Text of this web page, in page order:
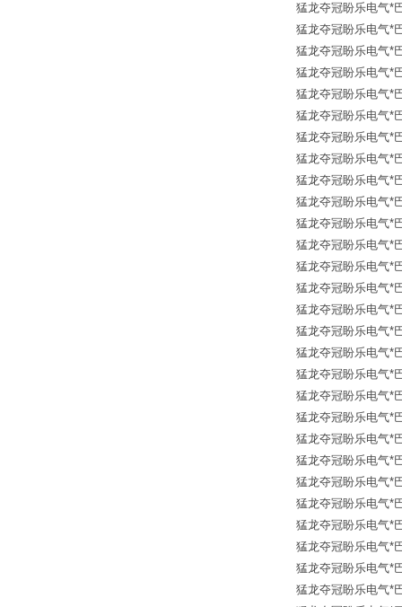
猛龙夺冠盼乐电气*
猛龙夺冠盼乐电气*
猛龙夺冠盼乐电气*
猛龙夺冠盼乐电气*
猛龙夺冠盼乐电气*
猛龙夺冠盼乐电气*
猛龙夺冠盼乐电气*
猛龙夺冠盼乐电气*
猛龙夺冠盼乐电气*
猛龙夺冠盼乐电气*
猛龙夺冠盼乐电气*
猛龙夺冠盼乐电气*
猛龙夺冠盼乐电气*
猛龙夺冠盼乐电气*
猛龙夺冠盼乐电气*
猛龙夺冠盼乐电气*
猛龙夺冠盼乐电气*
猛龙夺冠盼乐电气*
猛龙夺冠盼乐电气*
猛龙夺冠盼乐电气*
猛龙夺冠盼乐电气*
猛龙夺冠盼乐电气*
猛龙夺冠盼乐电气*
猛龙夺冠盼乐电气*
猛龙夺冠盼乐电气*
猛龙夺冠盼乐电气*
猛龙夺冠盼乐电气*
猛龙夺冠盼乐电气*